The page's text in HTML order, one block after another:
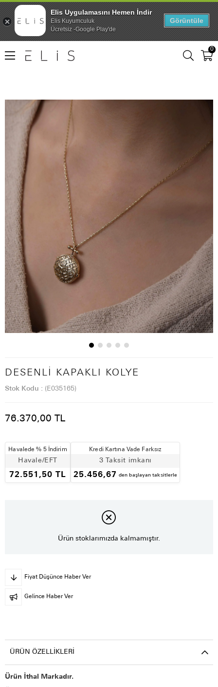
0
DESENLI KAPAKLI KOLYE
Stok Kodu (E035165)
76.370,00 TL
Havalede % 5 İndirim
Havale/EFT
72.551,50 TL
Kredi Kartına Vade Farksız
3 Taksit imkanı
25.456,67 den başlayan taksitlerle
Ürün stoklarımızda kalmamıştır.
Fiyat Düşünce Haber Ver
Gelince Haber Ver
ÜRÜN ÖZELLIKLERI
Ürün İthal Markadır.
Elis Uygulamasını Hemen İndir
Elis Kuyumculuk
Ücretsiz -Google Play'de
Görüntüle